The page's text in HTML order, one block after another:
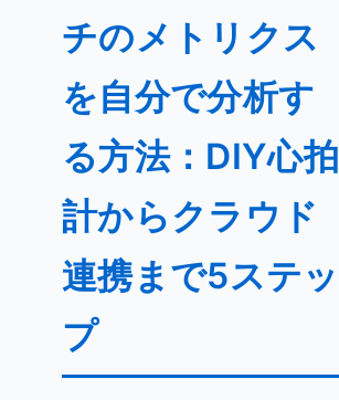
チのメトリクス
を自分で分析す
る方法：DIY心拍
計からクラウド
連携まで5ステッ
プ